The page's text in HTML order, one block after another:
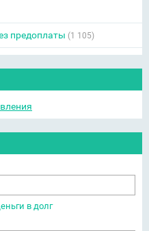
предоплаты (1 105)
в долг